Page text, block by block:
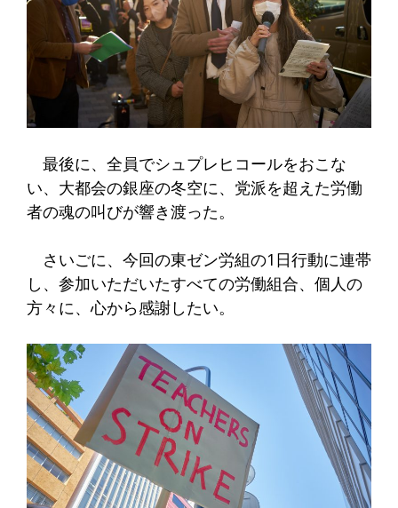
最後に、全員でシュプレヒコールをおこな
い、大都会の銀座の冬空に、党派を超えた労働
者の魂の叫びが響き渡った。
さいごに、今回の東ゼン労組の1日行動に連帯
し、参加いただいたすべての労働組合、個人の
方々に、心から感謝したい。